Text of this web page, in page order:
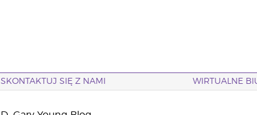
SKONTAKTUJ SIĘ Z NAMI WIRTUALNE